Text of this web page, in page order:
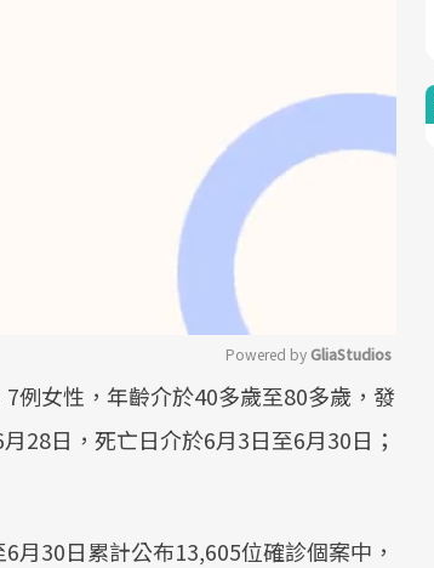
Mute
Powered by GliaStudios
例女性，年齡介於40多歲至80多歲，發
28日，死亡日介於6月3日至6月30日；
月30日累計公布13,605位確診個案中，